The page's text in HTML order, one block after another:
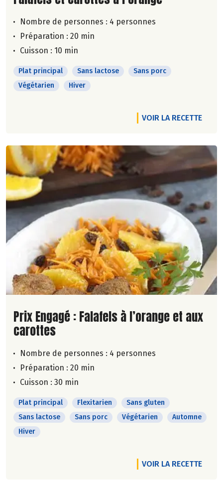
Nombre de personnes : 4 personnes
Préparation : 20 min
Cuisson : 10 min
Plat principal Sans lactose
Sans porc
Végétarien
Hiver
VOIR LA RECETTE
Lire la suite de la recette
Prix Engagé : Falafels à l’orange et aux
carottes
Nombre de personnes : 4 personnes
Préparation : 20 min
Cuisson : 30 min
Plat principal Flexitarien
Sans gluten
Sans lactose
Sans porc Végétarien
Automne
Hiver
VOIR LA RECETTE